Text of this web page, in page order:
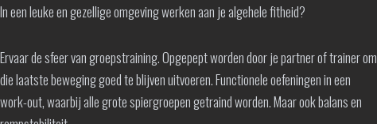
In een leuke en gezellige omgeving werken aan je algehele fitheid?
Ervaar de sfeer van groepstraining. Opgepept worden door je partner of trainer om
die laatste beweging goed te blijven uitvoeren. Functionele oefeningen in een
work-out, waarbij alle grote spiergroepen getraind worden. Maar ook balans en